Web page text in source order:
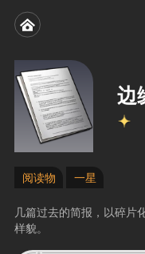
边
阅读物 一星
几篇过去的简报，以碎片
样貌。